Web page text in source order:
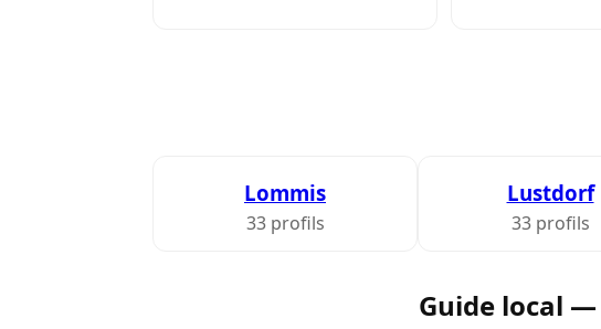
Lommis
33 profils
Lustdorf
33 profils
Guide local